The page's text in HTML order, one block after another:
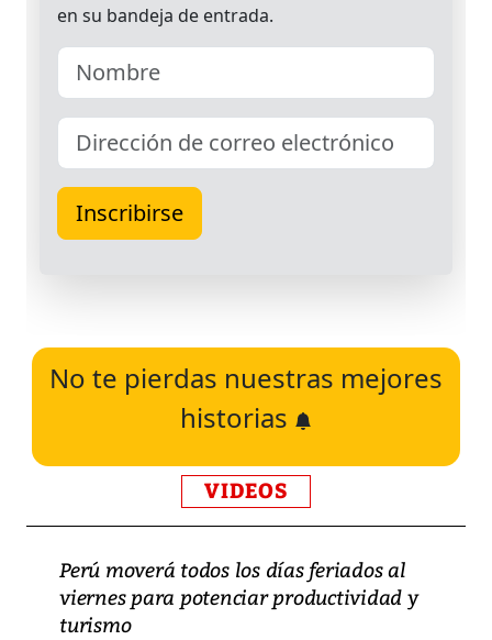
No te pierdas nuestras mejores
historias
VIDEOS
Perú moverá todos los días feriados al
viernes para potenciar productividad y
turismo